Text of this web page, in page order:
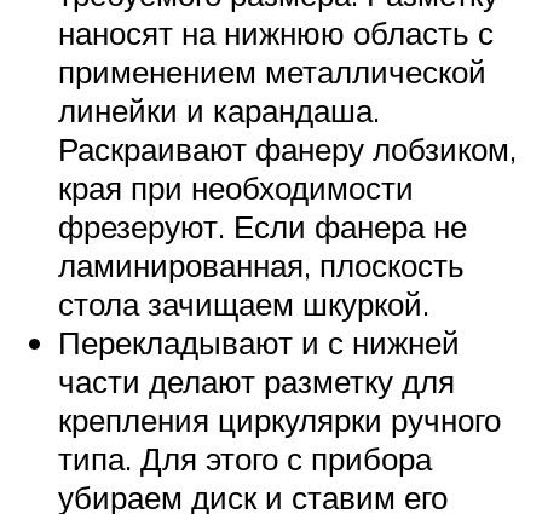
наносят на нижнюю область с
применением металлической
линейки и карандаша.
Раскраивают фанеру лобзиком,
края при необходимости
фрезеруют. Если фанера не
ламинированная, плоскость
стола зачищаем шкуркой.
Перекладывают и с нижней
части делают разметку для
крепления циркулярки ручного
типа. Для этого с прибора
убираем диск и ставим его